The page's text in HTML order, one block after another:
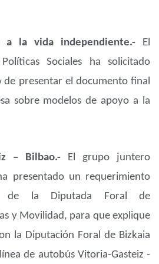
a la vida independiente.- El
Sociales ha solicitado
presentar el documento final
sobre modelos de apoyo a la
– Bilbao.- El grupo juntero
presentado un requerimiento
de la Diputada Foral de
y Movilidad, para que explique
la Diputación Foral de Bizkaia
de autobús Vitoria-Gasteiz -